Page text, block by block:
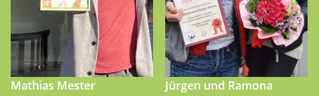
Mathias Mester
Jürgen und Ramona